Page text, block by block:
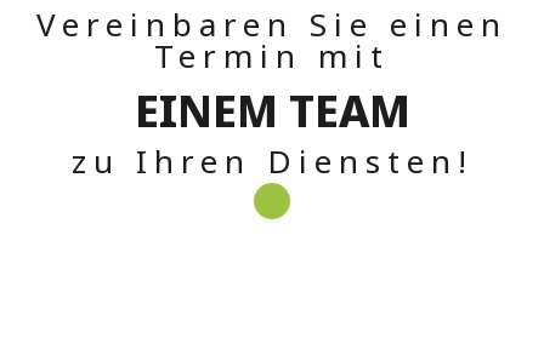
Vereinbaren Sie einen
Termin mit
EINEM TEAM
zu Ihren Diensten!